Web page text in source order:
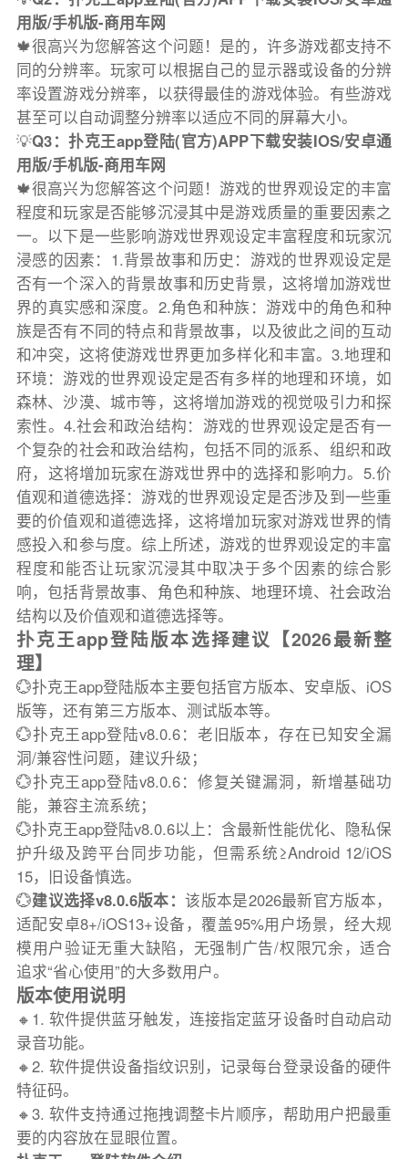
用版/手机版-商用车网
🍁很高兴为您解答这个问题！是的，许多游戏都支持不
同的分辨率。玩家可以根据自己的显示器或设备的分辨
率设置游戏分辨率，以获得最佳的游戏体验。有些游戏
甚至可以自动调整分辨率以适应不同的屏幕大小。
💡Q3：扑克王app登陆(官方)APP下载安装IOS/安卓通
用版/手机版-商用车网
🍁很高兴为您解答这个问题！游戏的世界观设定的丰富
程度和玩家是否能够沉浸其中是游戏质量的重要因素之
一。以下是一些影响游戏世界观设定丰富程度和玩家沉
浸感的因素：1.背景故事和历史：游戏的世界观设定是
否有一个深入的背景故事和历史背景，这将增加游戏世
界的真实感和深度。2.角色和种族：游戏中的角色和种
族是否有不同的特点和背景故事，以及彼此之间的互动
和冲突，这将使游戏世界更加多样化和丰富。3.地理和
环境：游戏的世界观设定是否有多样的地理和环境，如
森林、沙漠、城市等，这将增加游戏的视觉吸引力和探
索性。4.社会和政治结构：游戏的世界观设定是否有一
个复杂的社会和政治结构，包括不同的派系、组织和政
府，这将增加玩家在游戏世界中的选择和影响力。5.价
值观和道德选择：游戏的世界观设定是否涉及到一些重
要的价值观和道德选择，这将增加玩家对游戏世界的情
感投入和参与度。综上所述，游戏的世界观设定的丰富
程度和能否让玩家沉浸其中取决于多个因素的综合影
响，包括背景故事、角色和种族、地理环境、社会政治
结构以及价值观和道德选择等。
扑克王app登陆版本选择建议【2026最新整
理】
💮扑克王app登陆版本主要包括官方版本、安卓版、iOS
版等，还有第三方版本、测试版本等。
💮扑克王app登陆v8.0.6：老旧版本，存在已知安全漏
洞/兼容性问题，建议升级；
💮扑克王app登陆v8.0.6：修复关键漏洞，新增基础功
能，兼容主流系统；
💮扑克王app登陆v8.0.6以上：含最新性能优化、隐私保
护升级及跨平台同步功能，但需系统≥Android 12/iOS
15，旧设备慎选。
💮建议选择v8.0.6版本：该版本是2026最新官方版本，
适配安卓8+/iOS13+设备，覆盖95%用户场景，经大规
模用户验证无重大缺陷，无强制广告/权限冗余，适合
追求“省心使用”的大多数用户。
版本使用说明
🔸1. 软件提供蓝牙触发，连接指定蓝牙设备时自动启动
录音功能。
🔸2. 软件提供设备指纹识别，记录每台登录设备的硬件
特征码。
🔸3. 软件支持通过拖拽调整卡片顺序，帮助用户把最重
要的内容放在显眼位置。